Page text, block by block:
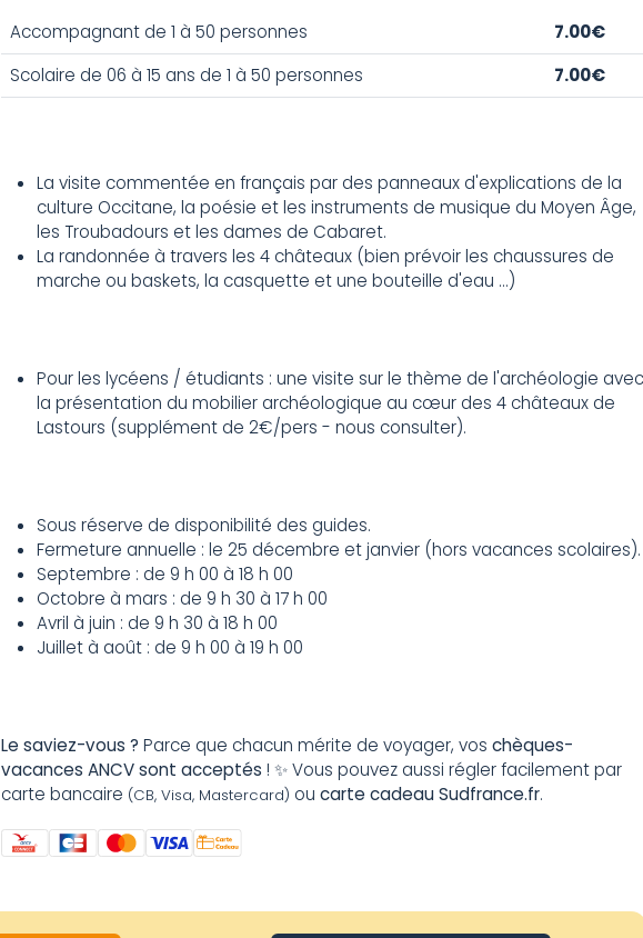
Accompagnant de 1 à 50 personnes
7.00€
Scolaire de 06 à 15 ans de 1 à 50 personnes
7.00€
La visite commentée en français par des panneaux d'explications de la
culture Occitane, la poésie et les instruments de musique du Moyen Âge,
les Troubadours et les dames de Cabaret.
La randonnée à travers les 4 châteaux (bien prévoir les chaussures de
marche ou baskets, la casquette et une bouteille d'eau ...)
Pour les lycéens / étudiants : une visite sur le thème de l'archéologie avec
la présentation du mobilier archéologique au cœur des 4 châteaux de
Lastours (supplément de 2€/pers - nous consulter).
Sous réserve de disponibilité des guides.
Fermeture annuelle : le 25 décembre et janvier (hors vacances scolaires).
Septembre : de 9 h 00 à 18 h 00
Octobre à mars : de 9 h 30 à 17 h 00
Avril à juin : de 9 h 30 à 18 h 00
Juillet à août : de 9 h 00 à 19 h 00
Le saviez-vous ? Parce que chacun mérite de voyager, vos chèques-
vacances ANCV sont acceptés ! ✨ Vous pouvez aussi régler facilement par
carte bancaire (CB, Visa, Mastercard) ou carte cadeau Sudfrance.fr.